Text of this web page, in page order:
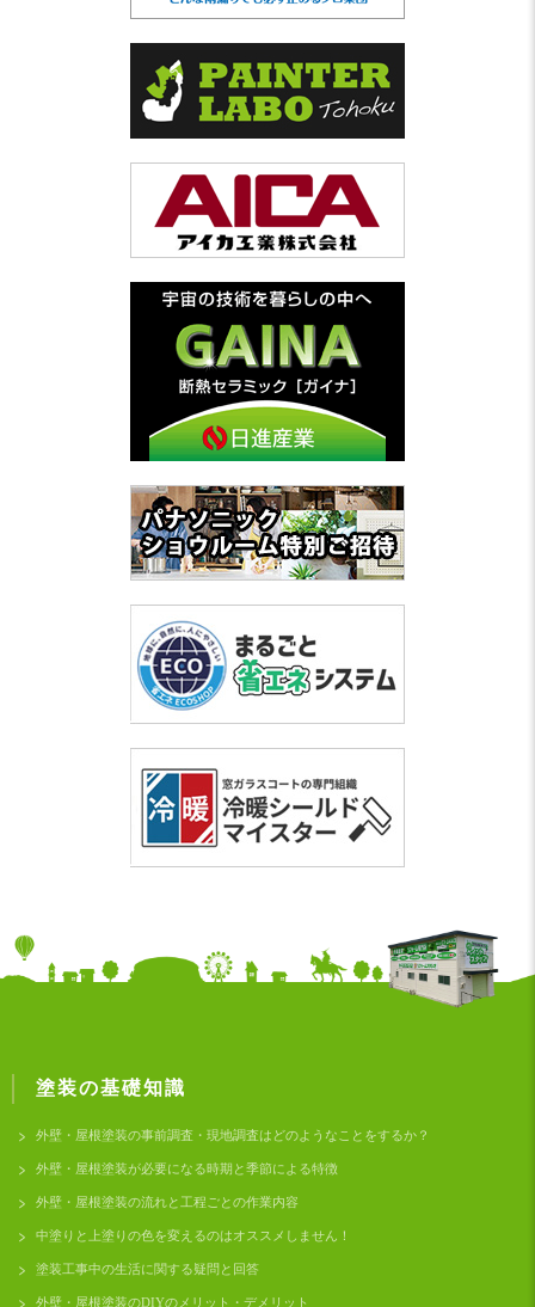
塗装の基礎知識
外壁・屋根塗装の事前調査・現地調査はどのようなことをするか？
外壁・屋根塗装が必要になる時期と季節による特徴
外壁・屋根塗装の流れと工程ごとの作業内容
中塗りと上塗りの色を変えるのはオススメしません！
塗装工事中の生活に関する疑問と回答
外壁・屋根塗装のDIYのメリット・デメリット